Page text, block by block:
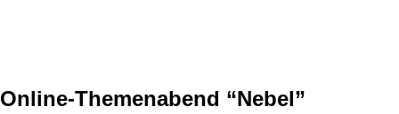
Online-Themenabend “Nebel”